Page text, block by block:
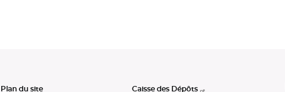
Plan du site Caisse des Dépôts